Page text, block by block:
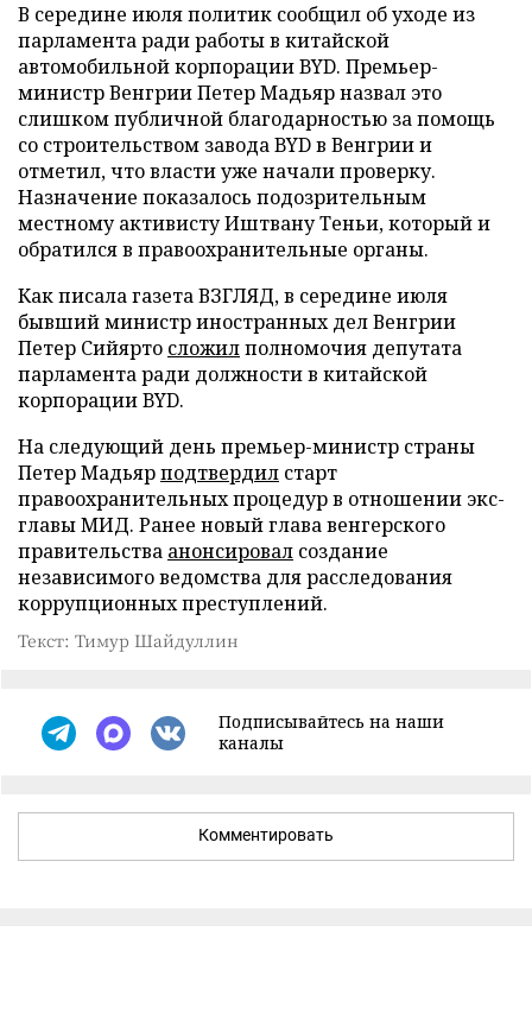
В середине июля политик сообщил об уходе из
парламента ради работы в китайской
автомобильной корпорации BYD. Премьер-
министр Венгрии Петер Мадьяр назвал это
слишком публичной благодарностью за помощь
со строительством завода BYD в Венгрии и
отметил, что власти уже начали проверку.
Назначение показалось подозрительным
местному активисту Иштвану Теньи, который и
обратился в правоохранительные органы.
Как писала газета ВЗГЛЯД, в середине июля
бывший министр иностранных дел Венгрии
Петер Сийярто сложилполномочия депутата
парламента ради должности в китайской
корпорации BYD.
На следующий день премьер-министр страны
Петер Мадьярподтвердил старт
правоохранительных процедур в отношении экс-
главы МИД. Ранее новый глава венгерского
правительства анонсировал создание
независимого ведомства для расследования
коррупционных преступлений.
Текст: Тимур Шайдуллин
Подписывайтесь на наши
каналы
Комментировать